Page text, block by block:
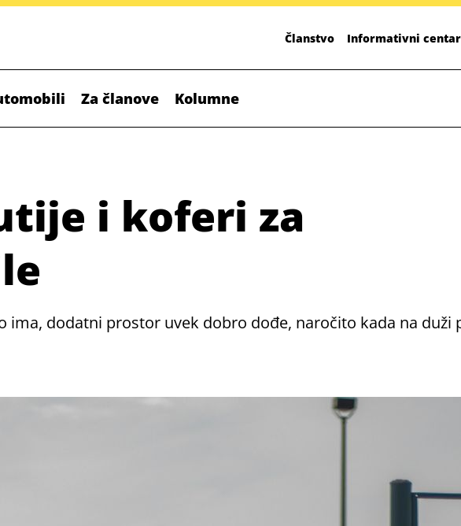
Članstvo Informativni centar
Za članove Kolumne
i koferi za
ima, dodatni prostor uvek dobro dođe, naročito kada na